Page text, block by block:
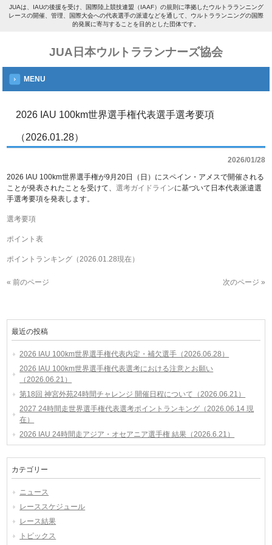
JUAは、IAUの後援を受け、国際陸上競技連盟（IAAF）の規則に準拠したウルトラランニング
レースの開催、管理、国際大会への代表選手の派遣などを通して、ウルトラランニングの国際
的発展に寄与することを目的とした団体です。
JUA日本ウルトラランナーズ協会
MENU
2026 IAU 100km世界選手権代表選手選考要項
（2026.01.28）
2026/01/28
2026 IAU 100km世界選手権が9月20日（日）にスペイン・アメスで開催される
ことが発表されたことを受けて、選考ガイドラインに基づいて日本代表派遣選
手選考要項を発表します。
選考要項
ポイント表
ポイントランキング（2026.01.28現在）
« 前のページ 次のページ »
最近の投稿
2026 IAU 100km世界選手権代表内定・補欠選手（2026.06.28）
2026 IAU 100km世界選手権代表選考における注意とお願い
（2026.06.21）
第18回 神宮外苑24時間チャレンジ 開催日程について（2026.06.21）
2027 24時間走世界選手権代表選考ポイントランキング（2026.06.14 現
在）
2026 IAU 24時間走アジア・オセアニア選手権 結果（2026.6.21）
カテゴリー
ニュース
レーススケジュール
レース結果
トピックス